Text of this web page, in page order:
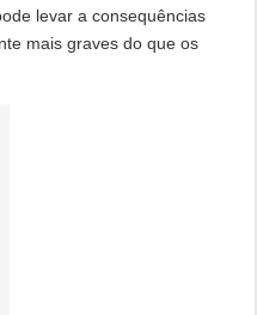
levar a consequências
mais graves do que os